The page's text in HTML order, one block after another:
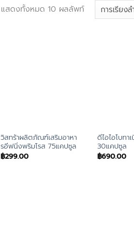
แสดงทั้งหมด 10 ผลลัพท์
วิสทร้าผลิตภัณฑ์เสริมอาหา
รอีฟนิ่งพริมโรส 75แคปซูล
฿299.00
ดีไอไอโบทา
30แคปซูล
฿690.00